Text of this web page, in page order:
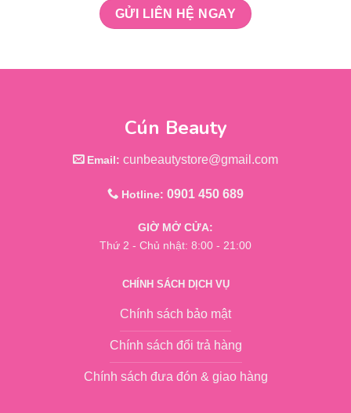
Cún Beauty
Email: cunbeautystore@gmail.com
Hotline: 0901 450 689
GIỜ MỞ CỬA:
Thứ 2 - Chủ nhật: 8:00 - 21:00
CHÍNH SÁCH DỊCH VỤ
Chính sách bảo mật
Chính sách đổi trả hàng
Chính sách đưa đón & giao hàng